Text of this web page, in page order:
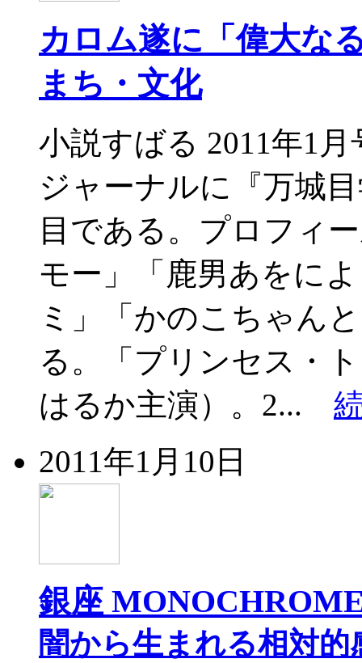
カロム遂に「偉大な
まち・文化
小説すばる 2011年1
ジャーナルに『万城
目である。プロフィ
モー」「鹿男あをに
ミ」「かのこちゃん
る。「プリンセス・
はるか主演）。2...
2011年1月10日
銀座
闇から生まれる相対的